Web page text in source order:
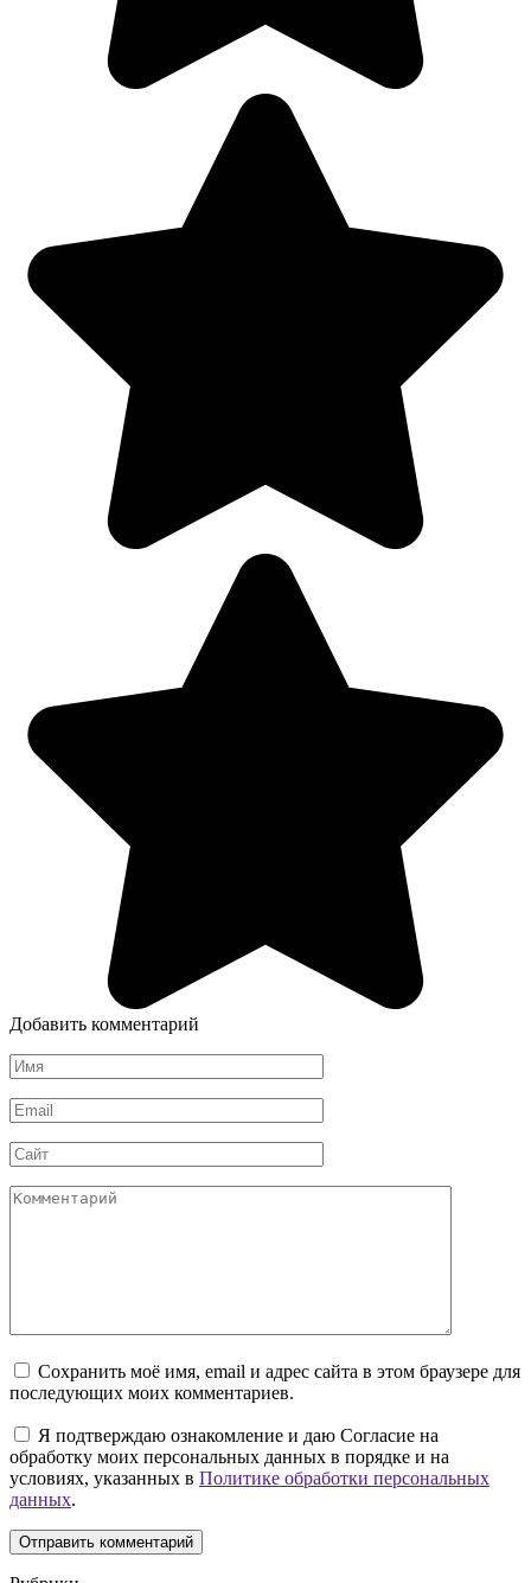
Добавить комментарий
Имя
*
Email
*
Сайт
Комментарий
Сохранить моё имя, email и адрес сайта в этом браузере для
последующих моих комментариев.
Я подтверждаю ознакомление и даю Согласие на
обработку моих персональных данных в порядке и на
условиях, указанных в Политике обработки персональных
данных.